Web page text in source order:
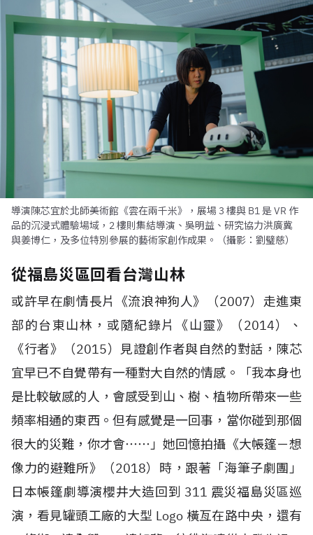
導演陳芯宜於北師美術館《雲在兩千米》，展場 3 樓與 B1 是 VR 作
品的沉浸式體驗場域，2 樓則集結導演、吳明益、研究協力洪廣冀
與姜博仁，及多位特別參展的藝術家創作成果。（攝影：劉璧慈）
從福島災區回看台灣山林
或許早在劇情長片《流浪神狗人》（2007）走進東
部的台東山林，或隨紀錄片《山靈》（2014）、
《行者》（2015）見證創作者與自然的對話，陳芯
宜早已不自覺帶有一種對大自然的情感。「我本身也
是比較敏感的人，會感受到山、樹、植物所帶來一些
頻率相通的東西。但有感覺是一回事，當你碰到那個
很大的災難，你才會⋯⋯」她回憶拍攝《大帳篷－想
像力的避難所》（2018）時，跟著「海筆子劇團」
日本帳篷劇導演櫻井大造回到 311 震災福島災區巡
演，看見罐頭工廠的大型 Logo 橫亙在路中央，還有